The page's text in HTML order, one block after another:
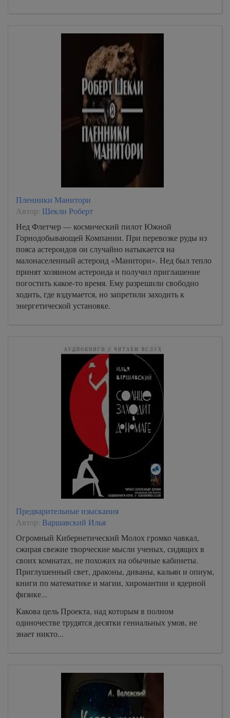
Пленники Манитори
Автор: Шекли Роберт
Нед Флетчер — космический пилот Южной
Горнодобывающей Компании. При перевозке руды из
пояса астероидов он случайно натыкается на
малонаселенный астероид «Манитори». Нед был тепло
принят хозяином астероида и получил приглашение
погостить какое-то время. Ему разрешили свободно
ходить, где вздумается, но запретили заходить к
энергетической установке.
Предварительные изыскания
Автор: Варшавский Илья
Огромный Кибернетический Молох громко чавкал,
сжирая свежие творческие мысли ученых, сидящих в
своих комнатах, не похожих на обычные кабинеты.
Приглушенный свет, драконы, диваны, кальян и опиум,
книги по математике и магии, хиромантии и ядерной
физике...
Какова цель Проекта, над которым в полном
одиночестве трудятся десятки гениальных умов, не
знает никто...